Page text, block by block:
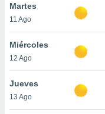
Martes
11 Ago
Miércoles
12 Ago
Jueves
13 Ago